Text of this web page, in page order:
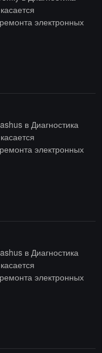
электронных
в Диагностика
электронных
в Диагностика
электронных